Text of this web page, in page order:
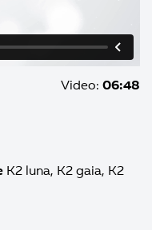
Video: 06:48
K2 luna K2 gaia
K2